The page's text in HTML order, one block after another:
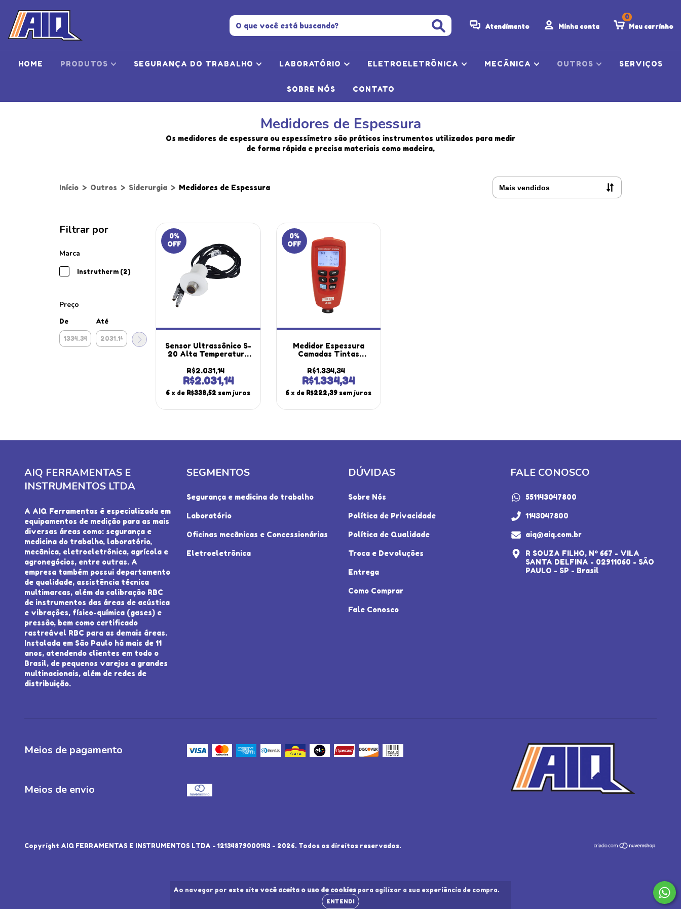
Atendimento Minha conta Meu carrinho
0
HOME PRODUTOS SEGURANÇA DO TRABALHO LABORATÓRIO ELETROELETRÔNICA MECÂNICA OUTROS SERVIÇOS
SOBRE NÓS CONTATO
Ao navegar por este site você aceita o uso de cookies para agilizar a sua experiência de compra.
ENTENDI
Medidores de Espessura
Os medidores de espessura ou espessímetro são práticos instrumentos utilizados para medir
de forma rápida e precisa materiais como madeira,
Início > Outros > Siderurgia > Medidores de Espessura
Filtrar por
Marca
Instrutherm (2)
Preço
De Até
0%
OFF
Sensor Ultrassônico S-
20 Alta Temperatura
Medidor Espessura
Chapas Me-260
Instrutherm
R$2.031,14
R$2.031,14
6 x de R$338,52 sem juros
0%
OFF
Medidor Espessura
Camadas Tintas
Datalogger Usb
Software Me-250
Portátil Instrutherm
Com Estojo
R$1.334,34
R$1.334,34
6 x de R$222,39 sem juros
AIQ FERRAMENTAS E
INSTRUMENTOS LTDA
A AIQ Ferramentas é especializada em
equipamentos de medição para as mais
diversas áreas como: segurança e
medicina do trabalho, laboratório,
mecânica, eletroeletrônica, agrícola e
agronegócios, entre outras. A
empresa também possui departamento
de qualidade, assistência técnica
multimarcas, além da calibração RBC
de instrumentos das áreas de acústica
e vibrações, físico-química (gases) e
pressão, bem como certificado
rastreável RBC para as demais áreas.
Instalada em São Paulo há mais de 11
anos, atendendo clientes em todo o
Brasil, de pequenos varejos a grandes
multinacionais, além de redes de
distribuição.
SEGMENTOS
Segurança e medicina do trabalho
Laboratório
Oficinas mecânicas e Concessionárias
Eletroeletrônica
DÚVIDAS
Sobre Nós
Política de Privacidade
Política de Qualidade
Troca e Devoluções
Entrega
Como Comprar
Fale Conosco
FALE CONOSCO
551143047800
1143047800
aiq@aiq.com.br
R SOUZA FILHO, Nº 667 - VILA
SANTA DELFINA - 02911060 - SÃO
PAULO - SP - Brasil
Meios de pagamento
Meios de envio
Copyright AIQ FERRAMENTAS E INSTRUMENTOS LTDA - 12134879000143 - 2026. Todos os direitos reservados.